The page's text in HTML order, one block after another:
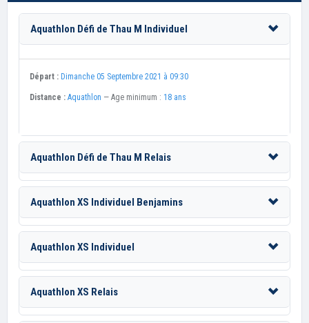
Aquathlon Défi de Thau M Individuel
Départ : Dimanche 05 Septembre 2021 à 09:30
Distance : Aquathlon — Age minimum : 18 ans
Aquathlon Défi de Thau M Relais
Aquathlon XS Individuel Benjamins
Aquathlon XS Individuel
Aquathlon XS Relais